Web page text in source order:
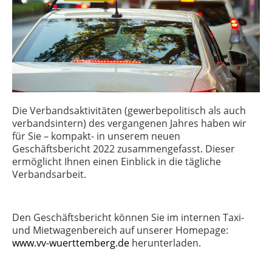
Die Verbandsaktivitäten (gewerbepolitisch als auch
verbandsintern) des vergangenen Jahres haben wir
für Sie – kompakt- in unserem neuen
Geschäftsbericht 2022 zusammengefasst. Dieser
ermöglicht Ihnen einen Einblick in die tägliche
Verbandsarbeit.
Den Geschäftsbericht können Sie im internen Taxi-
und Mietwagenbereich auf unserer Homepage:
www.vv-wuerttemberg.de herunterladen.